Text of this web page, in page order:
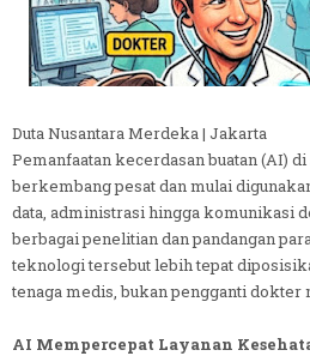
Duta Nusantara Merdeka | Jakarta
Pemanfaatan kecerdasan buatan (AI)
berkembang pesat dan mulai
data, administrasi hingga komunikasi
berbagai penelitian dan pandangan
teknologi tersebut lebih tepat
tenaga medis, bukan pengganti dokter
AI Mempercepat Layanan